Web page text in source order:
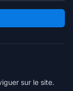
sur le site.